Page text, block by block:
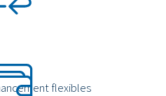
flexibles